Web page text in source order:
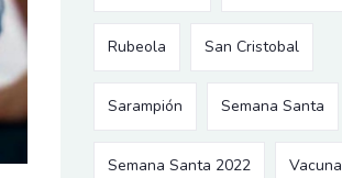
Rubeola San Cristobal
Sarampión Semana Santa
Semana Santa 2022 Vacuna